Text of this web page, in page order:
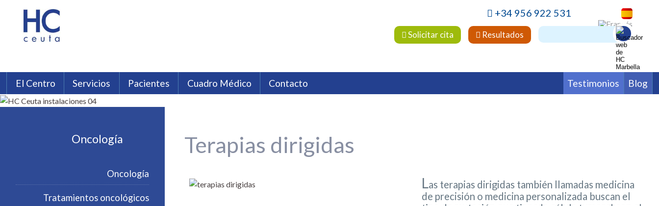
+34 956 922 531
Resultados
Solicitar cita
El Centro Servicios Pacientes Cuadro Médico Contacto Blog
Testimonios
HC Ceuta Filosofía HC Instalaciones HC Ceuta
Análisis Clínicos Cirugía estética, plástica y reparadora
Compañías aseguradoras Testimonios
Oncología
Oncología
Tratamientos oncológicos
Terapias dirigidas
Las terapias dirigidas también llamadas medicina
de precisión o medicina personalizada buscan el